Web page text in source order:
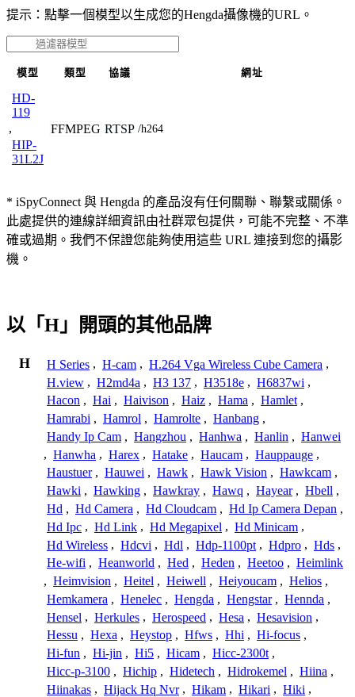
提示：點擊一個模型以生成您的Hengda攝像機的URL。
模型 類型 協議 網址
HD-
119
,
HIP-
31L2J
FFMPEG RTSP /h264
* iSpyConnect 與 Hengda 的產品沒有任何關聯、聯繫或關係。
此處提供的連線詳細資訊由社群眾包提供，可能不完整、不準
確或過期。我們不保證您能夠使用這些 URL 連接到您的攝影
機。
以「H」開頭的其他品牌
H H Series , H-cam , H.264 Vga Wireless Cube Camera ,
H.view , H2md4a , H3 137 , H3518e , H6837wi ,
Hacon , Hai , Haivison , Haiz , Hama , Hamlet ,
Hamrabi , Hamrol , Hamrolte , Hanbang ,
Handy Ip Cam , Hangzhou , Hanhwa , Hanlin , Hanwei
, Hanwha , Harex , Hatake , Haucam , Hauppauge ,
Haustuer , Hauwei , Hawk , Hawk Vision , Hawkcam ,
Hawki , Hawking , Hawkray , Hawq , Hayear , Hbell ,
Hd , Hd Camera , Hd Cloudcam , Hd Ip Camera Depan ,
Hd Ipc , Hd Link , Hd Megapixel , Hd Minicam ,
Hd Wireless , Hdcvi , Hdl , Hdp-1100pt , Hdpro , Hds ,
He-wifi , Heanworld , Hed , Heden , Heetoo , Heimlink
, Heimvision , Heitel , Heiwell , Heiyoucam , Helios ,
Hemkamera , Henelec , Hengda , Hengstar , Hennda ,
Hensel , Herkules , Herospeed , Hesa , Hesavision ,
Hessu , Hexa , Heystop , Hfws , Hhi , Hi-focus ,
Hi-fun , Hi-jin , Hi5 , Hicam , Hicc-2300t ,
Hicc-p-3100 , Hichip , Hidetech , Hidrokemel , Hiina ,
Hiinakas , Hijack Hq Nvr , Hikam , Hikari , Hiki ,